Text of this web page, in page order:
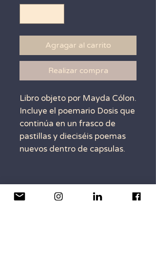
Agragar al carrito
Realizar compra
Libro objeto por Mayda Cólon.
Incluye el poemario Dosis que
continúa en un frasco de
pastillas y dieciséis poemas
nuevos dentro de capsulas.
CONTACTO